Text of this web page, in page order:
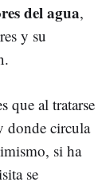
del agua,
y su
que al tratarse
donde circula
si ha
se